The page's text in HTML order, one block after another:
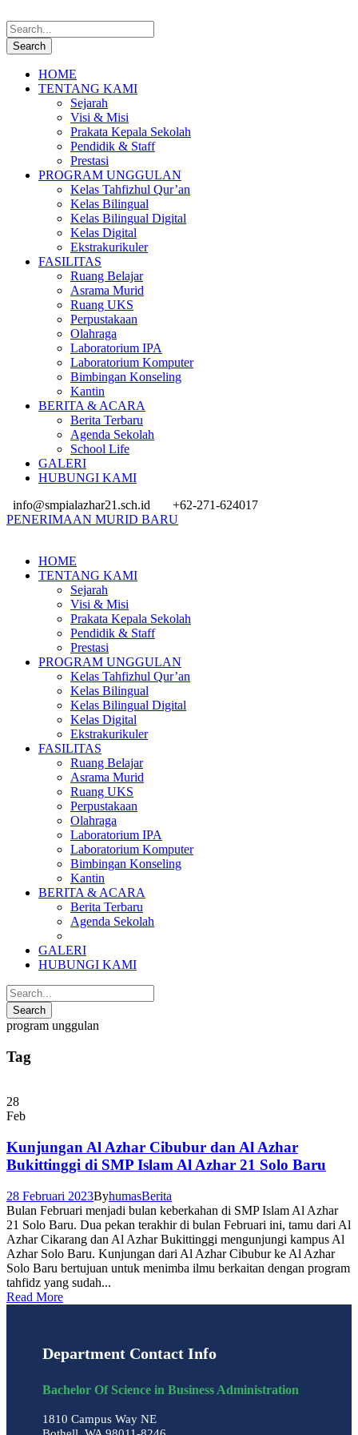
HOME
TENTANG KAMI
Sejarah
Visi & Misi
Prakata Kepala Sekolah
Pendidik & Staff
Prestasi
PROGRAM UNGGULAN
Kelas Tahfizhul Qur’an
Kelas Bilingual
Kelas Bilingual Digital
Kelas Digital
Ekstrakurikuler
FASILITAS
Ruang Belajar
Asrama Murid
Ruang UKS
Perpustakaan
Olahraga
Laboratorium IPA
Laboratorium Komputer
Bimbingan Konseling
Kantin
BERITA & ACARA
Berita Terbaru
Agenda Sekolah
School Life
GALERI
HUBUNGI KAMI
info@smpialazhar21.sch.id
+62-271-624017
PENERIMAAN MURID BARU
HOME
TENTANG KAMI
Sejarah
Visi & Misi
Prakata Kepala Sekolah
Pendidik & Staff
Prestasi
PROGRAM UNGGULAN
Kelas Tahfizhul Qur’an
Kelas Bilingual
Kelas Bilingual Digital
Kelas Digital
Ekstrakurikuler
FASILITAS
Ruang Belajar
Asrama Murid
Ruang UKS
Perpustakaan
Olahraga
Laboratorium IPA
Laboratorium Komputer
Bimbingan Konseling
Kantin
BERITA & ACARA
Berita Terbaru
Agenda Sekolah
GALERI
HUBUNGI KAMI
program unggulan
Tag
28
Feb
Kunjungan Al Azhar Cibubur dan Al Azhar
Bukittinggi di SMP Islam Al Azhar 21 Solo Baru
28 Februari 2023ByhumasBerita
Bulan Februari menjadi bulan keberkahan di SMP Islam Al Azhar
21 Solo Baru. Dua pekan terakhir di bulan Februari ini, tamu dari Al
Azhar Cikarang dan Al Azhar Bukittinggi mengunjungi kampus Al
Azhar Solo Baru. Kunjungan dari Al Azhar Cibubur ke Al Azhar
Solo Baru bertujuan untuk menimba ilmu berkaitan dengan program
tahfidz yang sudah...
Read More
Department Contact Info
Bachelor Of Science in Business Administration
1810 Campus Way NE